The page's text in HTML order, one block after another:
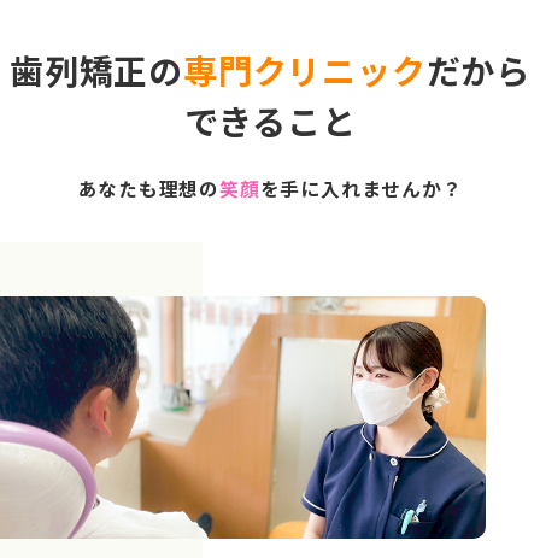
歯列矯正の専門クリニックだから
できること
あなたも理想の笑顔を手に入れませんか？